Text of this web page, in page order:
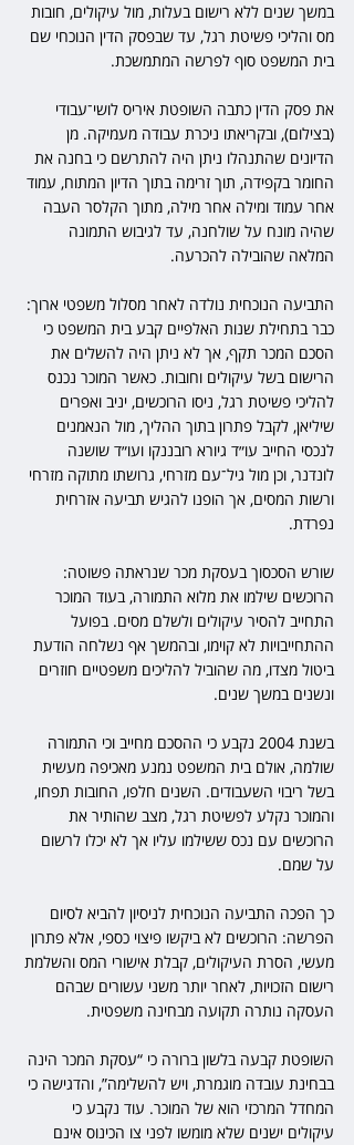
במשך שנים ללא רישום בעלות, מול עיקולים, חובות
מס והליכי פשיטת רגל, עד שבפסק הדין הנוכחי שם
בית המשפט סוף לפרשה המתמשכת.
את פסק הדין כתבה השופטת איריס לושי־עבודי
(בצילום), ובקריאתו ניכרת עבודה מעמיקה. מן
הדיונים שהתנהלו ניתן היה להתרשם כי בחנה את
החומר בקפידה, תוך זרימה בתוך הדיון המתוח, עמוד
אחר עמוד ומילה אחר מילה, מתוך הקלסר העבה
שהיה מונח על שולחנה, עד לגיבוש התמונה
המלאה שהובילה להכרעה.
התביעה הנוכחית נולדה לאחר מסלול משפטי ארוך:
כבר בתחילת שנות האלפיים קבע בית המשפט כי
הסכם המכר תקף, אך לא ניתן היה להשלים את
הרישום בשל עיקולים וחובות. כאשר המוכר נכנס
להליכי פשיטת רגל, ניסו הרוכשים, יניב ואפרים
שיליאן, לקבל פתרון בתוך ההליך, מול הנאמנים
לנכסי החייב עו״ד גיורא רובננקו ועו״ד שושנה
לונדנר, וכן מול גיל־עם מזרחי, גרושתו מתוקה מזרחי
ורשות המסים, אך הופנו להגיש תביעה אזרחית
נפרדת.
שורש הסכסוך בעסקת מכר שנראתה פשוטה:
הרוכשים שילמו את מלוא התמורה, בעוד המוכר
התחייב להסיר עיקולים ולשלם מסים. בפועל
ההתחייבויות לא קוימו, ובהמשך אף נשלחה הודעת
ביטול מצדו, מה שהוביל להליכים משפטיים חוזרים
ונשנים במשך שנים.
בשנת 2004 נקבע כי ההסכם מחייב וכי התמורה
שולמה, אולם בית המשפט נמנע מאכיפה מעשית
בשל ריבוי השעבודים. השנים חלפו, החובות תפחו,
והמוכר נקלע לפשיטת רגל, מצב שהותיר את
הרוכשים עם נכס ששילמו עליו אך לא יכלו לרשום
על שמם.
כך הפכה התביעה הנוכחית לניסיון להביא לסיום
הפרשה: הרוכשים לא ביקשו פיצוי כספי, אלא פתרון
מעשי, הסרת העיקולים, קבלת אישורי המס והשלמת
רישום הזכויות, לאחר יותר משני עשורים שבהם
העסקה נותרה תקועה מבחינה משפטית.
השופטת קבעה בלשון ברורה כי “עסקת המכר הינה
בבחינת עובדה מוגמרת, ויש להשלימה”, והדגישה כי
המחדל המרכזי הוא של המוכר. עוד נקבע כי
עיקולים ישנים שלא מומשו לפני צו הכינוס אינם